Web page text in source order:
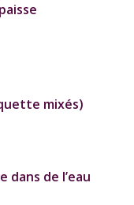
mixés)
dans de l’eau